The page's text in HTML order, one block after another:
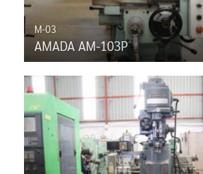
M-03
AMADA AM-103P